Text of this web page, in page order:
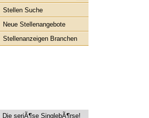
Stellen Suche
Neue Stellenangebote
Stellenanzeigen Branchen
Die seriÃ¶se SinglebÃ¶rse!